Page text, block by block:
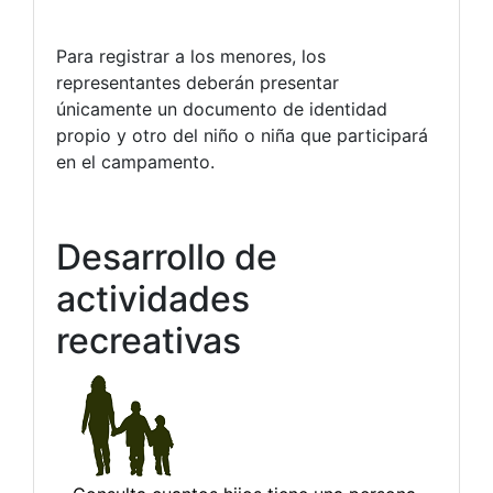
Para registrar a los menores, los
representantes deberán presentar
únicamente un documento de identidad
propio y otro del niño o niña que participará
en el campamento.
Desarrollo de
actividades
recreativas